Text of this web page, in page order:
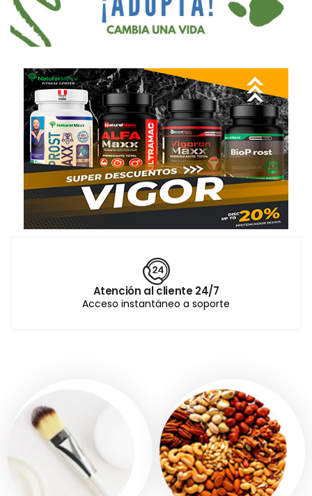
Atención al cliente 24/7
Acceso instantáneo a soporte